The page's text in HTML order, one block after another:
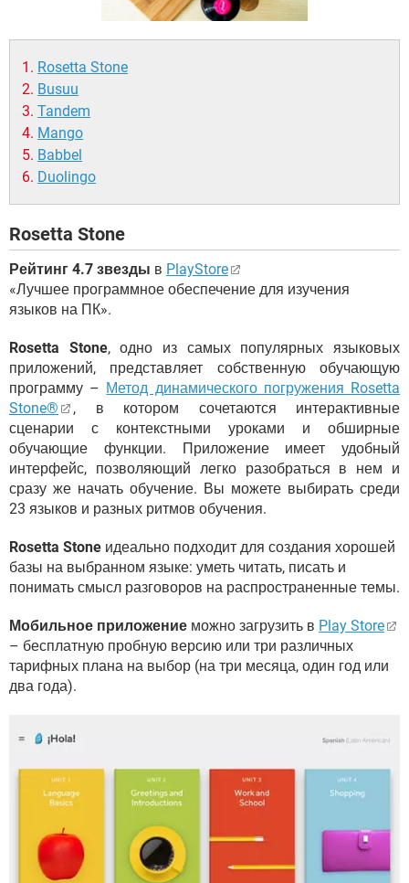
Rosetta Stone
Busuu
Tandem
Mango
Babbel
Duolingo
Rosetta Stone
Рейтинг 4.7 звезды в PlayStore
«Лучшее программное обеспечение для изучения
языков на ПК».
Rosetta Stone, одно из самых популярных языковых
приложений, представляет собственную обучающую
программу – Метод динамического погружения Rosetta
Stone®
, в котором сочетаются интерактивные
сценарии с контекстными уроками и обширные
обучающие функции. Приложение имеет удобный
интерфейс, позволяющий легко разобраться в нем и
сразу же начать обучение. Вы можете выбирать среди
23 языков и разных ритмов обучения.
Rosetta Stone идеально подходит для создания хорошей
базы на выбранном языке: уметь читать, писать и
понимать смысл разговоров на распространенные темы.
Мобильное приложение можно загрузить в Play Store
– бесплатную пробную версию или три различных
тарифных плана на выбор (на три месяца, один год или
два года).